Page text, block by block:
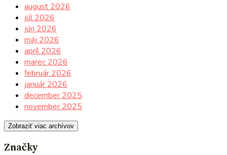
august 2026
júl 2026
jún 2026
máj 2026
apríl 2026
marec 2026
február 2026
január 2026
december 2025
november 2025
Zobraziť viac archívov
Značky